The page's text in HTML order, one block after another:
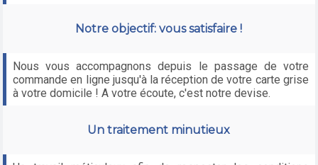
Notre objectif: vous satisfaire !
Nous vous accompagnons depuis le passage de votre
commande en ligne jusqu'à la réception de votre carte grise
à votre domicile ! A votre écoute, c'est notre devise.
Un traitement minutieux